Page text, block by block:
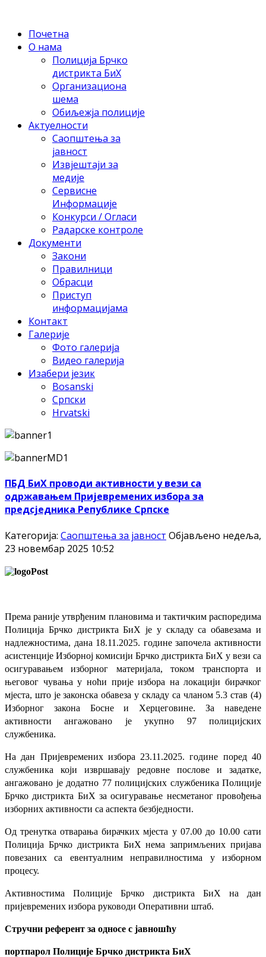
Почетна
О нама
Полиција Брчко
дистрикта БиХ
Организациона
шема
Обиљежја полиције
Актуелности
Саопштења за
јавност
Извјештаји за
медије
Сервисне
Информације
Конкурси / Огласи
Радарске контроле
Документи
Закони
Правилници
Обрасци
Приступ
информацијама
Контакт
Галерије
Фото галерија
Видео галерија
Изабери језик
Bosanski
Српски
Hrvatski
ПБД БиХ проводи активности у вези са
одржавањем Пријевремених избора за
предсједника Републике Српске
Категорија: Саопштења за јавност Објављено недеља,
23 новембар 2025 10:52
Према раније утврђеним плановима и тактичким распоредима
Полиција Брчко дистрикта БиХ је у складу са обавезама и
надлежностима, дана ­­­­18.11.2025. године започела активности
асистенције Изборној комисији Брчко дистрикта БиХ у вези са
осигуравањем изборног материјала, током транспорта и
његовог чувања у ноћи прије избора на локацији бирачког
мјеста, што је законска обавеза у складу са чланом 5.3 став (4)
Изборног закона Босне и Херцеговине. За наведене
активности ангажовано је укупно 97 полицијских
службеника.
На дан Пријевремених избора 23.11.2025. године поред 40
службеника који извршавају редовне послове и задатке,
ангажовано је додатно 77 полицијских службеника Полиције
Брчко дистрикта БиХ за осигуравање несметаног провођења
изборних активности са аспекта безбједности.
Од тренутка отварања бирачких мјеста у 07.00 до 10.00 сати
Полиција Брчко дистрикта БиХ нема запримљених пријава
повезаних са евентуалним неправилностима у изборном
процесу.
Активностима Полиције Брчко дистрикта БиХ на дан
пријевремених избора руководи Оперативни штаб.
Стручни референт за односе с јавношћу
портпарол Полиције Брчко дистрикта БиХ